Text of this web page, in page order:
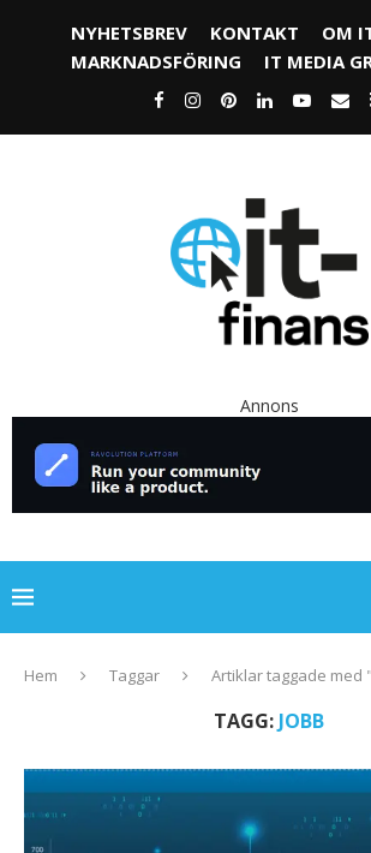
NYHETSBREV KONTAKT
OM
MARKNADSFÖRING
IT MEDIA
Annons
Hem Taggar Artiklar taggade med
TAGG: JOBB